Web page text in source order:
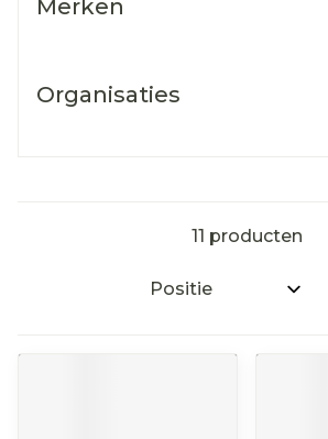
Merken
Organisaties
11 producten
Sorteer op: